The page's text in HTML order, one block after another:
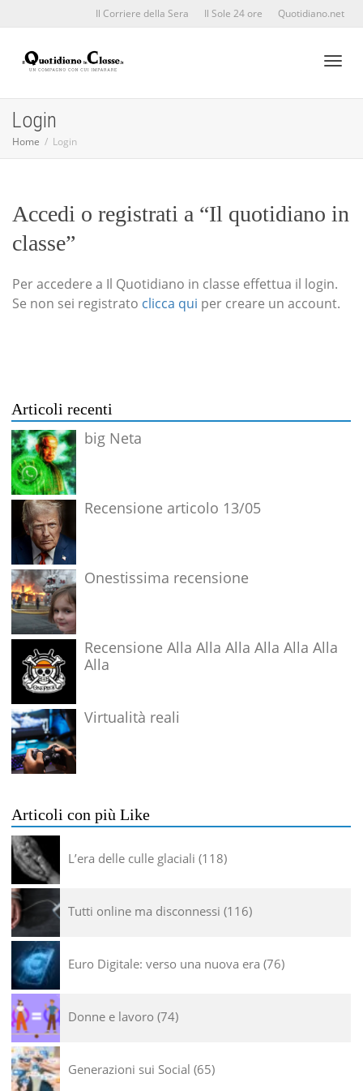
Il Corriere della Sera Il Sole 24 ore Quotidiano.net
Login
Home Login
Accedi o registrati a “Il quotidiano in
classe”
Per accedere a Il Quotidiano in classe effettua il login.
Se non sei registrato clicca qui per creare un account.
Articoli recenti
big Neta
Recensione articolo 13/05
Onestissima recensione
Recensione Alla Alla Alla Alla Alla Alla
Alla
Virtualità reali
Articoli con più Like
L’era delle culle glaciali 118
Tutti online ma disconnessi 116
Euro Digitale: verso una nuova era 76
Donne e lavoro 74
Generazioni sui Social 65